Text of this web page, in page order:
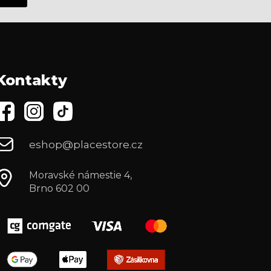
eshop@placestore.cz
Moravské námestie 4,
Brno 602 00